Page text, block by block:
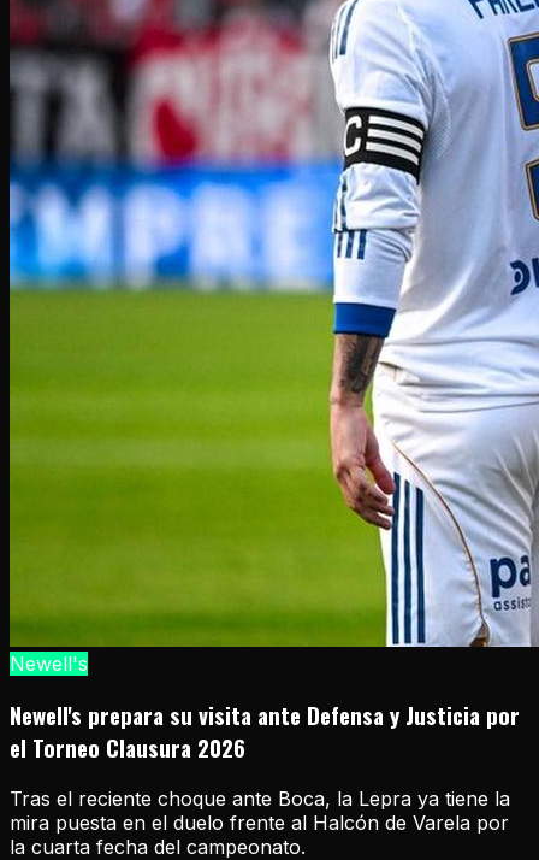
Newell's
Newell's prepara su visita ante Defensa y Justicia por
el Torneo Clausura 2026
Tras el reciente choque ante Boca, la Lepra ya tiene la
mira puesta en el duelo frente al Halcón de Varela por
la cuarta fecha del campeonato.